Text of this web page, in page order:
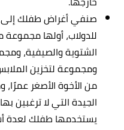
صنفي أغراض طفلك
للدولاب، أولها
الشتوية والصيفية،
ومجموعة لتخزين
من الأخوة الأصغر عمرًا،
الجيدة التي لا ترغبين
يستخدمها طفلك لعدة